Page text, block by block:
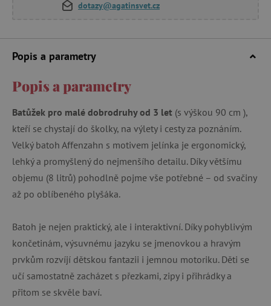
dotazy@agatinsvet.cz
Popis a parametry
Popis a parametry
Batůžek pro malé dobrodruhy od 3 let (s výškou 90 cm ),
kteří se chystají do školky, na výlety i cesty za poznáním.
Velký batoh Affenzahn s motivem jelínka je ergonomický,
lehký a promyšlený do nejmenšího detailu. Díky většímu
objemu (8 litrů) pohodlně pojme vše potřebné – od svačiny
až po oblíbeného plyšáka.
Batoh je nejen praktický, ale i interaktivní. Díky pohyblivým
končetinám, výsuvnému jazyku se jmenovkou a hravým
prvkům rozvíjí dětskou fantazii i jemnou motoriku. Děti se
učí samostatně zacházet s přezkami, zipy i přihrádky a
přitom se skvěle baví.